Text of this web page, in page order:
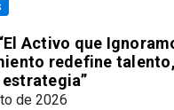
Activo que
redefine talento,
de 2026